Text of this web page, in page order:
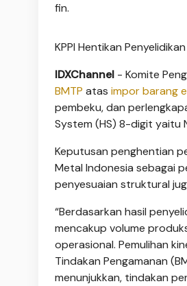
fin.
KPPI Hentikan
IDXChannel - Komite
BMTP atas impor barang
pembeku, dan
System (HS) 8-digit yaitu
Keputusan penghentian
Metal Indonesia sebagai
penyesuaian struktural
“Berdasarkan hasil
mencakup volume
operasional. Pemulihan
Tindakan Pengamanan
menunjukkan, tindakan